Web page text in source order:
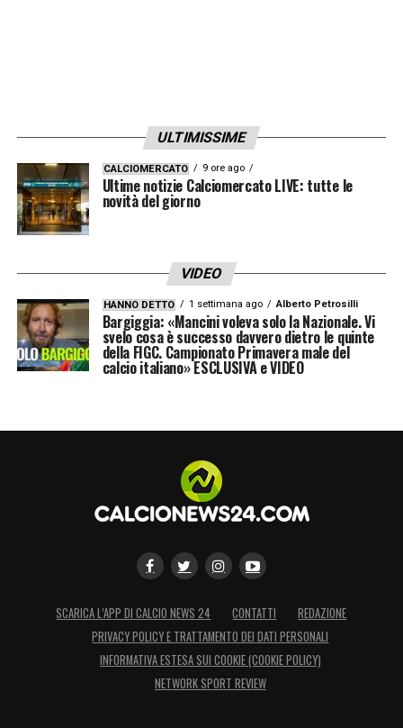
ULTIMISSIME
CALCIOMERCATO 9 ore ago
Ultime notizie Calciomercato LIVE: tutte le
novità del giorno
VIDEO
HANNO DETTO 1 settimana ago Alberto Petrosilli
Bargiggia: «Mancini voleva solo la Nazionale. Vi
svelo cosa è successo davvero dietro le quinte
della FIGC. Campionato Primavera male del
calcio italiano» ESCLUSIVA e VIDEO
SCARICA L’APP DI CALCIO NEWS 24 CONTATTI
REDAZIONE
PRIVACY POLICY E TRATTAMENTO DEI DATI PERSONALI
INFORMATIVA ESTESA SUI COOKIE (COOKIE POLICY)
NETWORK SPORT REVIEW